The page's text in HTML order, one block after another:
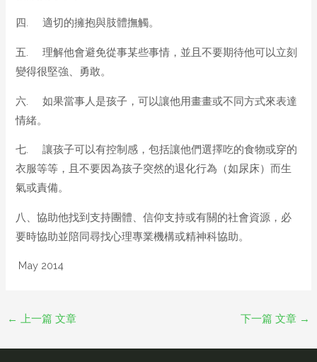
四. 適切的擁抱與肢體撫觸。
五. 理解他會避免從事某些事情，並且不要期待他可以立刻
變得很堅強、勇敢。
六. 如果當事人是孩子，可以讓他用畫畫或不同方式來表達
情緒。
七. 讓孩子可以有控制感，包括讓他們選擇吃的食物或穿的
衣服等等，且不要因為孩子突然的退化行為（如尿床）而生
氣或責備。
八、協助他找到支持團體、信仰支持或有關的社會資源，必
要時協助並陪同尋找心理專業機構或精神科協助。
May 2014
← 上一篇 文章 下一篇 文章 →